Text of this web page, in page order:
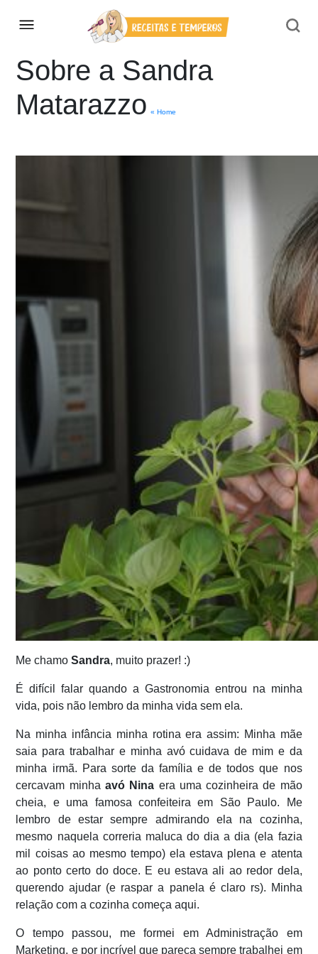
Sobre a Sandra
Matarazzo « Home
Me chamoSandra, muito prazer! :)
É difícil falar quando a Gastronomia entrou na minha
vida, pois não lembro da minha vida sem ela.
Na minha infância minha rotina era assim: Minha mãe
saia para trabalhar e minha avó cuidava de mim e da
minha irmã. Para sorte da família e de todos que nos
cercavam minha avó Nina era uma cozinheira de mão
cheia, e uma famosa confeiteira em São Paulo. Me
lembro de estar sempre admirando ela na cozinha,
mesmo naquela correria maluca do dia a dia (ela fazia
mil coisas ao mesmo tempo) ela estava plena e atenta
ao ponto certo do doce. E eu estava ali ao redor dela,
querendo ajudar (e raspar a panela é claro rs). Minha
relação com a cozinha começa aqui.
O tempo passou, me formei em Administração em
Marketing, e por incrível que pareça sempre trabalhei em